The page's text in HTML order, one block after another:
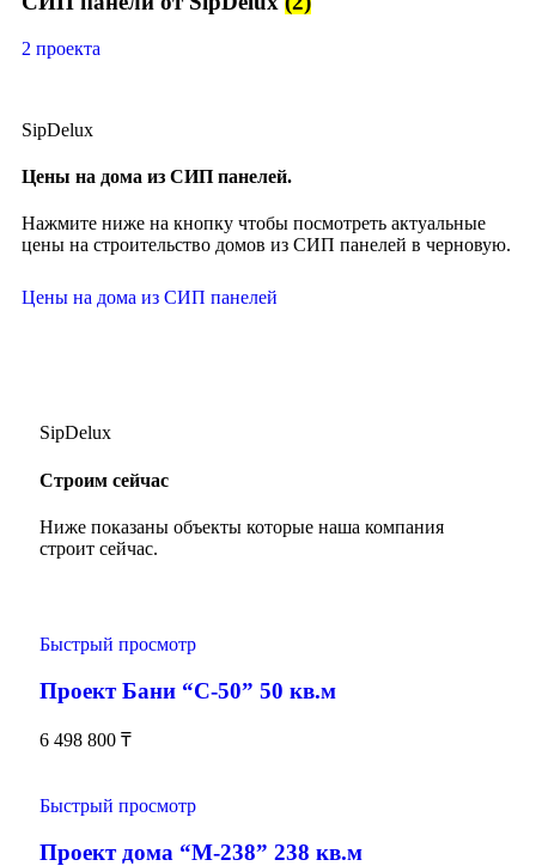
2 проекта
SipDelux
Цены на дома из СИП панелей.
Нажмите ниже на кнопку чтобы посмотреть актуальные
цены на строительство домов из СИП панелей в черновую.
Цены на дома из СИП панелей
SipDelux
Строим сейчас
Ниже показаны объекты которые наша компания
строит сейчас.
Быстрый просмотр
Проект Бани “С-50” 50 кв.м
6 498 800 ₸
Быстрый просмотр
Проект дома “М-238” 238 кв.м